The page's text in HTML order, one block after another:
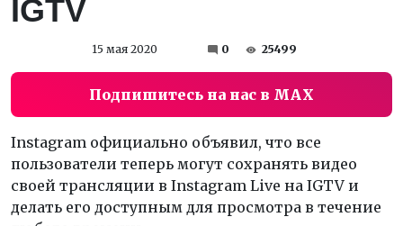
IGTV
15 мая 2020 0 25499
Подпишитесь на нас в MAX
Instagram официально объявил, что все
пользователи теперь могут сохранять видео
своей трансляции в Instagram Live на IGTV и
делать его доступным для просмотра в течение